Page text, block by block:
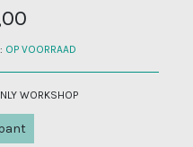
OP VOORRAAD
WORKSHOP